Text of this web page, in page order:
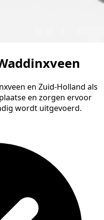
en Zuid-Holland als
en zorgen ervoor
wordt uitgevoerd.